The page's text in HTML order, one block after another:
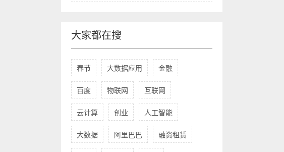
大家都在搜
春节 大数据应用 金融
百度 物联网 互联网
云计算 创业 人工智能
大数据 阿里巴巴 融资租赁